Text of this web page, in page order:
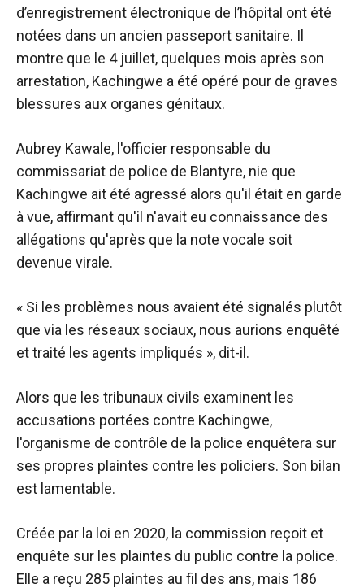
d’enregistrement électronique de l’hôpital ont été
notées dans un ancien passeport sanitaire. Il
montre que le 4 juillet, quelques mois après son
arrestation, Kachingwe a été opéré pour de graves
blessures aux organes génitaux.
Aubrey Kawale, l'officier responsable du
commissariat de police de Blantyre, nie que
Kachingwe ait été agressé alors qu'il était en garde
à vue, affirmant qu'il n'avait eu connaissance des
allégations qu'après que la note vocale soit
devenue virale.
« Si les problèmes nous avaient été signalés plutôt
que via les réseaux sociaux, nous aurions enquêté
et traité les agents impliqués », dit-il.
Alors que les tribunaux civils examinent les
accusations portées contre Kachingwe,
l'organisme de contrôle de la police enquêtera sur
ses propres plaintes contre les policiers. Son bilan
est lamentable.
Créée par la loi en 2020, la commission reçoit et
enquête sur les plaintes du public contre la police.
Elle a reçu 285 plaintes au fil des ans, mais 186